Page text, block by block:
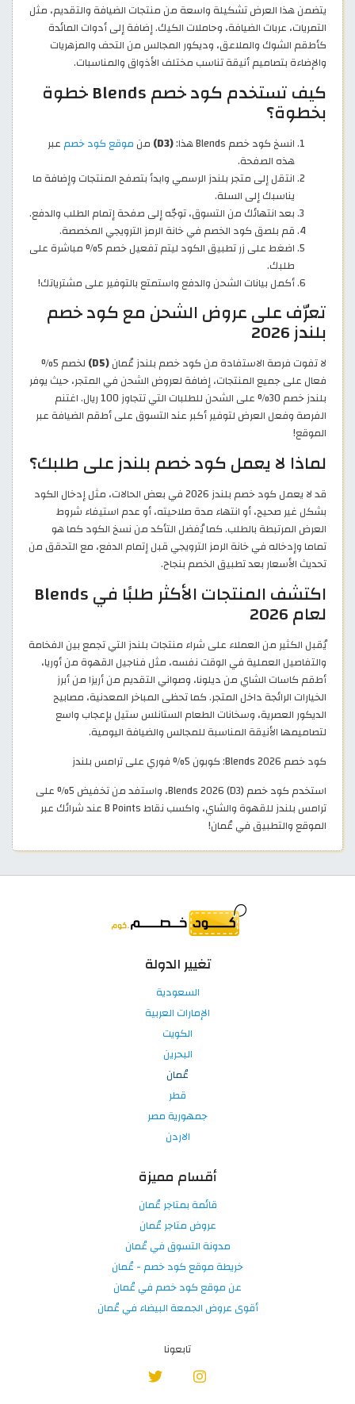
يتضمن هذا العرض تشكيلة واسعة من منتجات الضيافة والتقديم، مثل
التمريات، عربات الضيافة، وحاملات الكيك. إضافة إلى أدوات المائدة
كأطقم الشوك والملاعق، وديكور المجالس من التحف والمزهريات
والإضاءة بتصاميم أنيقة تناسب مختلف الأذواق والمناسبات.
كيف تستخدم كود خصم Blends خطوة
بخطوة؟
انسخ كود خصم Blends هذا: (D3) من موقع كود خصم عبر
هذه الصفحة.
انتقل إلى متجر بلندز الرسمي وابدأ بتصفح المنتجات وإضافة ما
يناسبك إلى السلة.
بعد انتهائك من التسوق، توجّه إلى صفحة إتمام الطلب والدفع.
قم بلصق كود الخصم في خانة الرمز الترويجي المخصصة.
اضغط على زر تطبيق الكود ليتم تفعيل خصم 5% مباشرة على
طلبك.
أكمل بيانات الشحن والدفع واستمتع بالتوفير على مشترياتك!
تعرّف على عروض الشحن مع كود خصم
بلندز 2026
لا تفوت فرصة الاستفادة من كود خصم بلندز عُمان(D5)
لخصم 5%
فعال على جميع المنتجات، إضافة لعروض الشحن في المتجر، حيث يوفر
بلندز خصم 30% على الشحن للطلبات التي تتجاوز 100 ريال. اغتنم
الفرصة وفعل العرض لتوفير أكبر عند التسوق على أطقم الضيافة عبر
الموقع!
لماذا لا يعمل كود خصم بلندز على طلبك؟
قد لا يعمل كود خصم بلندز 2026 في بعض الحالات، مثل إدخال الكود
بشكل غير صحيح، أو انتهاء مدة صلاحيته، أو عدم استيفاء شروط
العرض المرتبطة بالطلب. كما يُفضل التأكد من نسخ الكود كما هو
تماما وإدخاله في خانة الرمز الترويجي قبل إتمام الدفع، مع التحقق من
تحديث الأسعار بعد تطبيق الخصم بنجاح.
اكتشف المنتجات الأكثر طلبًا في Blends
لعام 2026
يُقبل الكثير من العملاء على شراء منتجات بلندز التي تجمع بين الفخامة
والتفاصيل العملية في الوقت نفسه، مثل فناجيل القهوة من أوريا،
أطقم كاسات الشاي من ديلونا، وصواني التقديم من أريزا من أبرز
الخيارات الرائجة داخل المتجر. كما تحظى المباخر المعدنية، مصابيح
الديكور العصرية، وسخانات الطعام الستانلس ستيل بإعجاب واسع
لتصاميمها الأنيقة المناسبة للمجالس والضيافة اليومية.
كود خصم Blends 2026: كوبون 5% فوري على ترامس بلندز
استخدم كود خصم Blends 2026 (D3)، واستفد من تخفيض 5% على
ترامس بلندز للقهوة والشاي، واكسب نقاط B Points عند شرائك عبر
الموقع والتطبيق في عُمان!
تغيير الدولة
السعودية
الإمارات العربية
الكويت
البحرين
عُمان
قطر
جمهورية مصر
الاردن
أقسام مميزة
قائمة بمتاجر عُمان
عروض متاجر عُمان
مدونة التسوق في عُمان
خريطة موقع كود خصم - عُمان
عن موقع كود خصم في عُمان
أقوى عروض الجمعة البيضاء في عُمان
تابعونا